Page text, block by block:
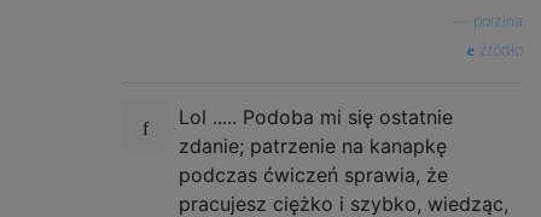
poizina
źródło
Lol ..... Podoba mi się ostatnie
zdanie; patrzenie na kanapkę
podczas ćwiczeń sprawia, że ​​
pracujesz ciężko i szybko, wiedząc,